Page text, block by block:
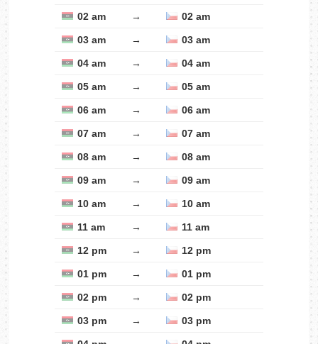
02 am → 02 am
03 am → 03 am
04 am → 04 am
05 am → 05 am
06 am → 06 am
07 am → 07 am
08 am → 08 am
09 am → 09 am
10 am → 10 am
11 am → 11 am
12 pm → 12 pm
01 pm → 01 pm
02 pm → 02 pm
03 pm → 03 pm